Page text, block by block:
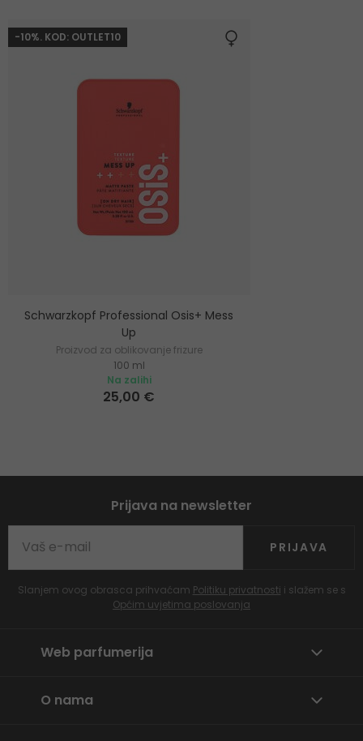
-10%. KOD: OUTLET10
Schwarzkopf Professional Osis+ Mess
Up
Proizvod za oblikovanje frizure
100 ml
Na zalihi
25,00 €
Prijava na newsletter
PRIJAVA
Slanjem ovog obrasca prihvaćam Politiku privatnosti i slažem se s
Općim uvjetima poslovanja
Web parfumerija
O nama